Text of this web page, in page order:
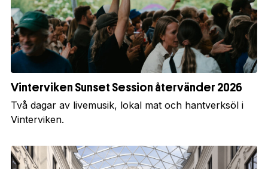
Vinterviken Sunset Session återvänder 2026
Två dagar av livemusik, lokal mat och hantverksöl i
Vinterviken.